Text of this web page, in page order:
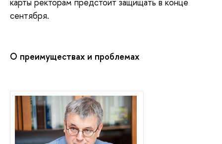
сентября.
О преимуществах и проблемах